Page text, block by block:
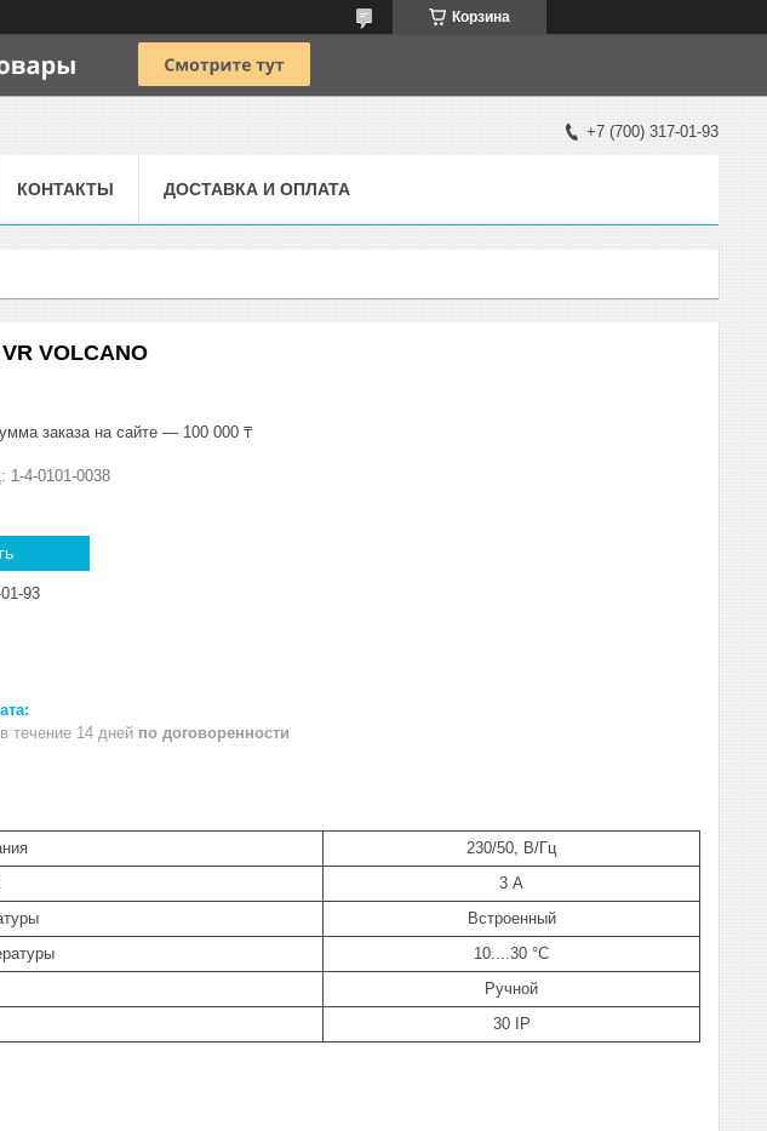
Корзина
+7 (700) 317-01-93
КОНТАКТЫ ДОСТАВКА И ОПЛАТА
VOLCANO
заказа на сайте — 100 000 ₸
1-4-0101-0038
93
течение 14 дней по договоренности
230/50, В/Гц
3 А
Встроенный
10....30 °С
Ручной
30 IP